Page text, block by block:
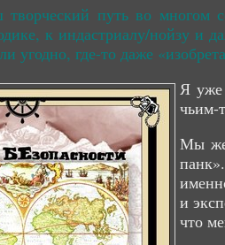
путь во многом
к индастриалу/нойзу и
угодно, где-то даже
Я уже
чьим-
Мы же
и
что